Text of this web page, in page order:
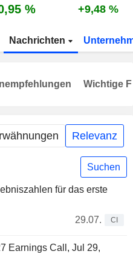
% +9,48 %
Nachrichten
Relevanz
Suchen
für das erste
29.07.
CI
Earnings Call, Jul 29,
Wichtige